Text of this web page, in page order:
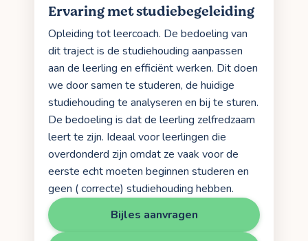
Ervaring met studiebegeleiding
Opleiding tot leercoach. De bedoeling van
dit traject is de studiehouding aanpassen
aan de leerling en efficiënt werken. Dit doen
we door samen te studeren, de huidige
studiehouding te analyseren en bij te sturen.
De bedoeling is dat de leerling zelfredzaam
leert te zijn. Ideaal voor leerlingen die
overdonderd zijn omdat ze vaak voor de
eerste echt moeten beginnen studeren en
geen ( correcte) studiehouding hebben.
Bijles aanvragen